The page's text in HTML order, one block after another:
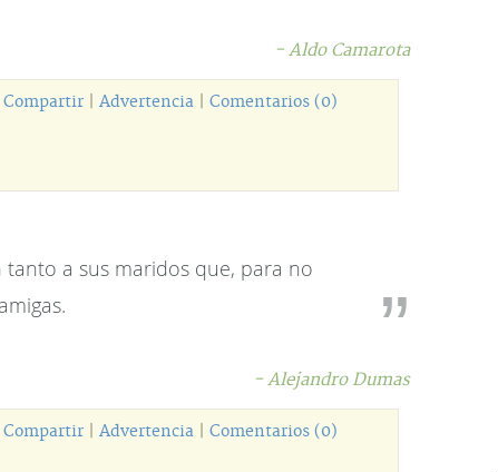
- Aldo Camarota
Compartir Advertencia Comentarios (0)
a sus maridos que, para no
- Alejandro Dumas
Compartir Advertencia Comentarios (0)